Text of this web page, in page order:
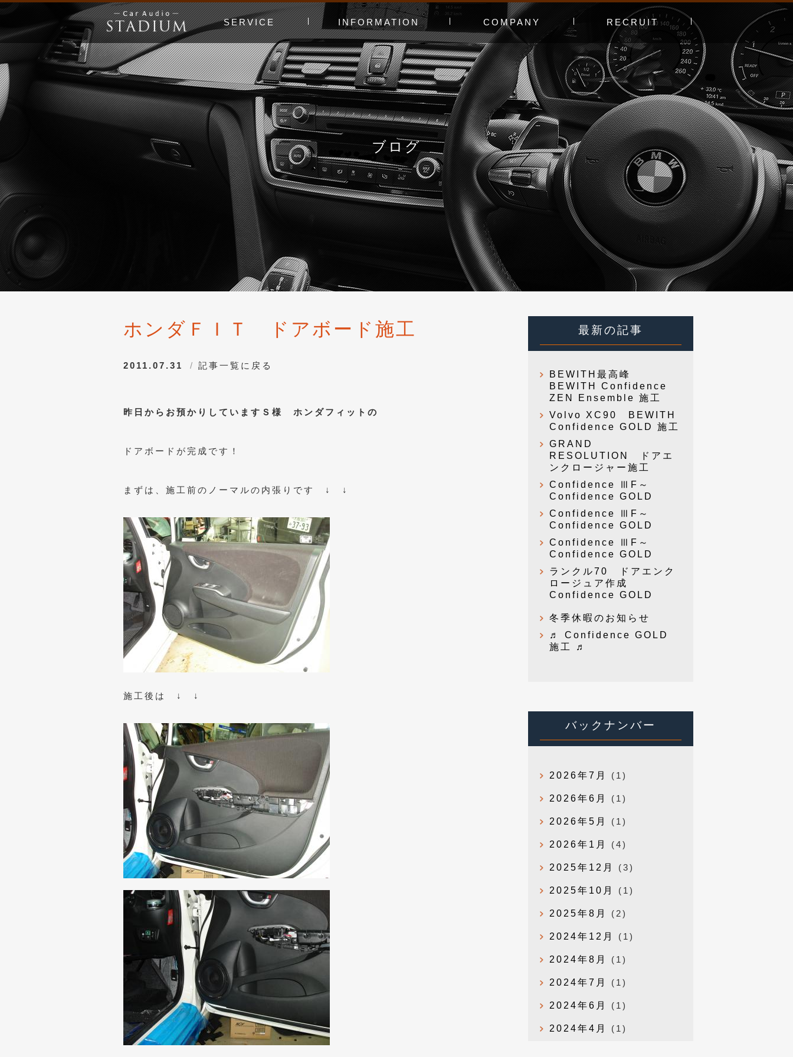
SERVICE
ドア制振〜極み〜
エンクロージャー
Price List（工賃表）
MUSIC WORLD STADIUM
漫画でわかる！よくある質問
初心者の日 Beginners DAY
ホームオーディオ
INFORMATION
カースタってどんなお店？
あえてやっていないこと
COMPANY
会社概要
スタッフ紹介
アクセスマップ
お問い合わせ
RECRUIT
エントリーフォーム
採用特集
ブログ
最新の記事
BEWITH最高峰
BEWITH Confidence
ZEN Ensemble 施工
Volvo XC90 BEWITH
Confidence GOLD 施工
GRAND
RESOLUTION ドアエ
ンクロージャー施工
Confidence ⅢF～
Confidence GOLD
Confidence ⅢF～
Confidence GOLD
Confidence ⅢF～
Confidence GOLD
ランクル70 ドアエンク
ロージュア作成
Confidence GOLD
冬季休暇のお知らせ
♬ Confidence GOLD
施工 ♬
バックナンバー
2026年7月 (1)
2026年6月 (1)
2026年5月 (1)
2026年1月 (4)
2025年12月 (3)
2025年10月 (1)
2025年8月 (2)
2024年12月 (1)
2024年8月 (1)
2024年7月 (1)
2024年6月 (1)
2024年4月 (1)
ホンダＦＩＴ ドアボード施工
2011.07.31 記事一覧に戻る
昨日からお預かりしていますＳ様 ホンダフィットの
ドアボードが完成です！
まずは、施工前のノーマルの内張りです ↓ ↓
施工後は ↓ ↓